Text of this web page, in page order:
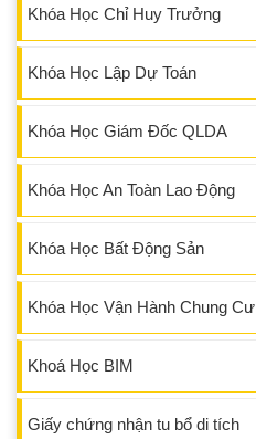
Khóa Học Chỉ Huy Trưởng
Khóa Học Lập Dự Toán
Khóa Học Giám Đốc QLDA
Khóa Học An Toàn Lao Động
Khóa Học Bất Động Sản
Khóa Học Vận Hành Chung Cư
Khoá Học BIM
Giấy chứng nhận tu bổ di tích